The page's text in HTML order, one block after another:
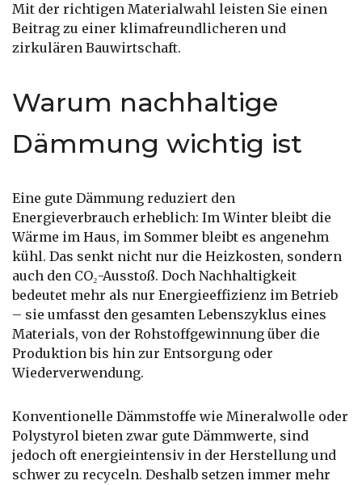
Mit der richtigen Materialwahl leisten Sie einen
Beitrag zu einer klimafreundlicheren und
zirkulären Bauwirtschaft.
Warum nachhaltige
Dämmung wichtig ist
Eine gute Dämmung reduziert den
Energieverbrauch erheblich: Im Winter bleibt die
Wärme im Haus, im Sommer bleibt es angenehm
kühl. Das senkt nicht nur die Heizkosten, sondern
auch den CO₂-Ausstoß. Doch Nachhaltigkeit
bedeutet mehr als nur Energieeffizienz im Betrieb
– sie umfasst den gesamten Lebenszyklus eines
Materials, von der Rohstoffgewinnung über die
Produktion bis hin zur Entsorgung oder
Wiederverwendung.
Konventionelle Dämmstoffe wie Mineralwolle oder
Polystyrol bieten zwar gute Dämmwerte, sind
jedoch oft energieintensiv in der Herstellung und
schwer zu recyceln. Deshalb setzen immer mehr